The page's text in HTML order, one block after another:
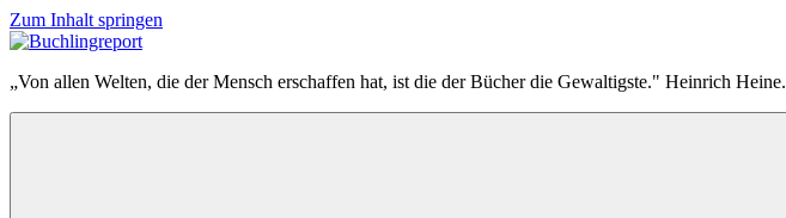
Zum Inhalt springen
Buchlingreport
„Von allen Welten, die der Mensch erschaffen hat, ist die der Bücher die Gewaltigste." Heinrich Heine.